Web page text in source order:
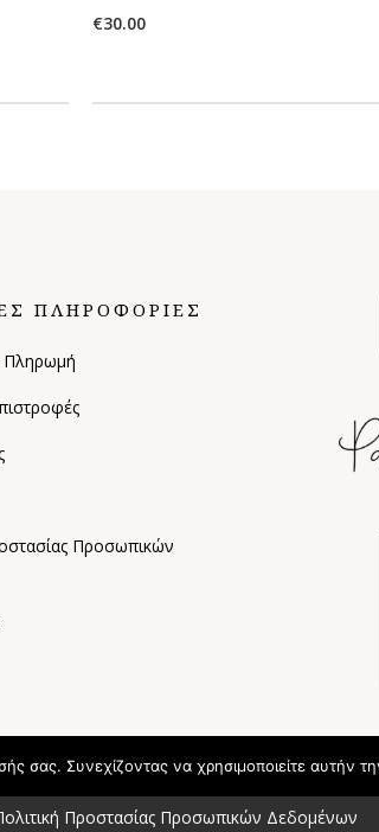
€30.00
ΠΛΗΡΟΦΟΡΙΕΣ
Προσωπικών
σας. Συνεχίζοντας να χρησιμοποιείτε αυτήν
Προστασίας Προσωπικών Δεδομένων